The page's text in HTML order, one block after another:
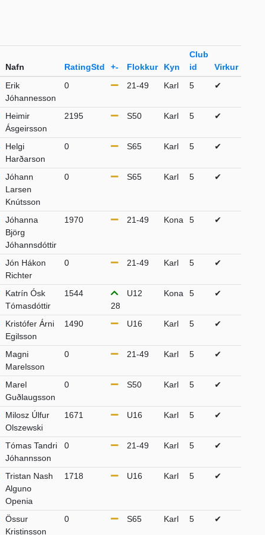
Nafn RatingStd +- Flokkur Kyn
Club
id
Virkur
Erik
Jóhannesson
0 21-49 Karl 5 ✔
Heimir
Ásgeirsson
2195 S50 Karl 5 ✔
Helgi
Harðarson
0 S65 Karl 5 ✔
Jóhann
Larsen
Knútsson
0 S65 Karl 5 ✔
Jóhanna
Björg
Jóhannsdóttir
1970 21-49 Kona 5 ✔
Jón Hákon
Richter
0 21-49 Karl 5 ✔
Katrín Ósk
Tómasdóttir
1544
28
U12 Kona 5 ✔
Kristófer Árni
Egilsson
1490 U16 Karl 5 ✔
Magni
Marelsson
0 21-49 Karl 5 ✔
Marel
Guðlaugsson
0 S50 Karl 5 ✔
Milosz Úlfur
Olszewski
1671 U16 Karl 5 ✔
Tómas Tandri
Jóhannsson
0 21-49 Karl 5 ✔
Tristan Nash
Alguno
Openia
1718 U16 Karl 5 ✔
Össur
Kristinsson
0 S65 Karl 5 ✔